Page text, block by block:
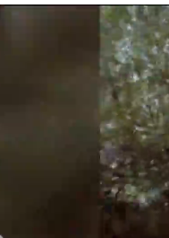
白海豚逼近
利慾薰心